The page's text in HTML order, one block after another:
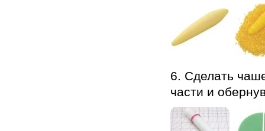
6. Сделать
части и